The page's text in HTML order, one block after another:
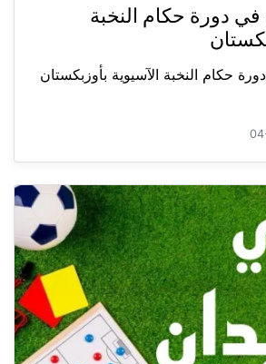
في دورة حكام النخبة
حكام النخبة الآسيوية بأوزبكستان